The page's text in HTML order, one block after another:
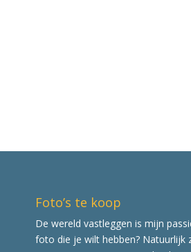
Foto’s te koop
De wereld vastleggen is mijn
foto die je wilt hebben? Natuurlijk